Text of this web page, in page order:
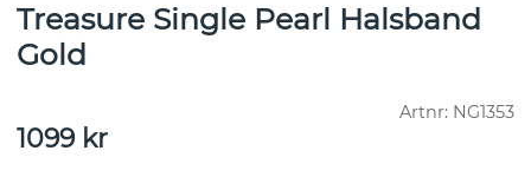
Treasure Single Pearl Halsband
Gold
Artnr: NG1353
1099kr